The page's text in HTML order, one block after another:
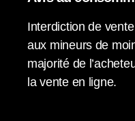
Interdiction de
aux mineurs de
majorité de
la vente en ligne.